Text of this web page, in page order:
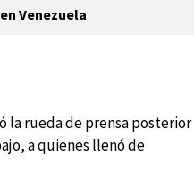
Venezuela
la rueda de prensa posterior
a quienes llenó de